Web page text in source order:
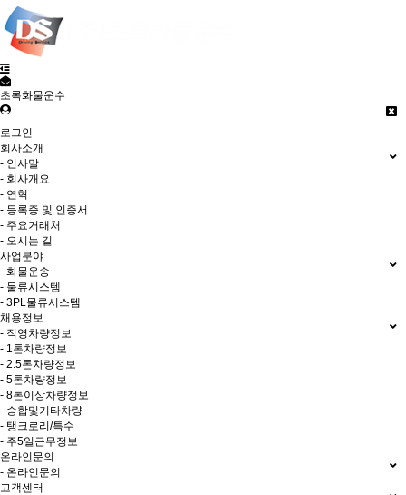
초록화물운수
로그인
회사소개
- 인사말
- 회사개요
- 연혁
- 등록증 및 인증서
- 주요거래처
- 오시는 길
사업분야
- 화물운송
- 물류시스템
- 3PL물류시스템
채용정보
- 직영차량정보
- 1톤차량정보
- 2.5톤차량정보
- 5톤차량정보
- 8톤이상차량정보
- 승합및기타차량
- 탱크로리/특수
- 주5일근무정보
온라인문의
- 온라인문의
고객센터